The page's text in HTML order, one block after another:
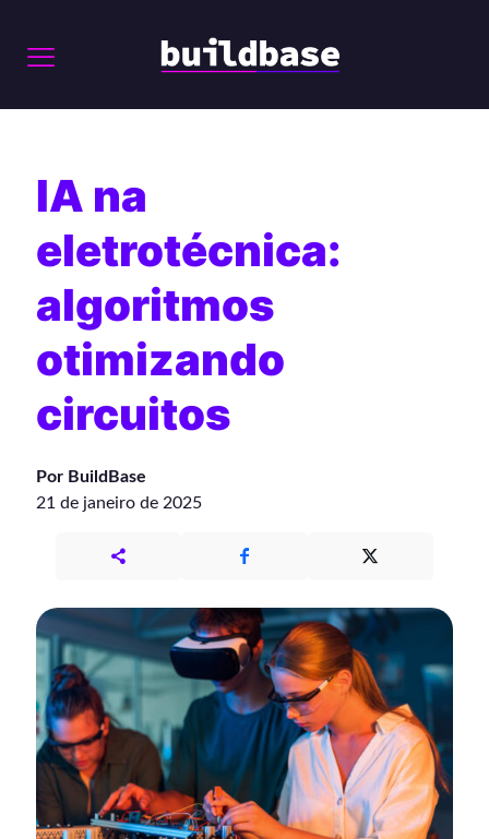
IA na
eletrotécnica:
algoritmos
otimizando
circuitos
Por BuildBase
21 de janeiro de 2025